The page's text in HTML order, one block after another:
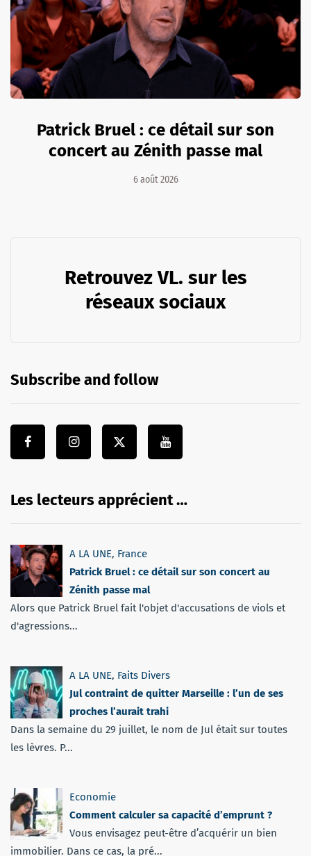
Patrick Bruel : ce détail sur son
concert au Zénith passe mal
6 août 2026
Retrouvez VL. sur les
réseaux sociaux
Subscribe and follow
Les lecteurs apprécient …
A LA UNE, France
Patrick Bruel : ce détail sur son concert au
Zénith passe mal
Alors que Patrick Bruel fait l'objet d'accusations de viols et
d'agressions...
A LA UNE, Faits Divers
Jul contraint de quitter Marseille : l’un de ses
proches l’aurait trahi
Dans la semaine du 29 juillet, le nom de Jul était sur toutes
les lèvres. P...
Economie
Comment calculer sa capacité d’emprunt ?
Vous envisagez peut-être d’acquérir un bien
immobilier. Dans ce cas, la pré...